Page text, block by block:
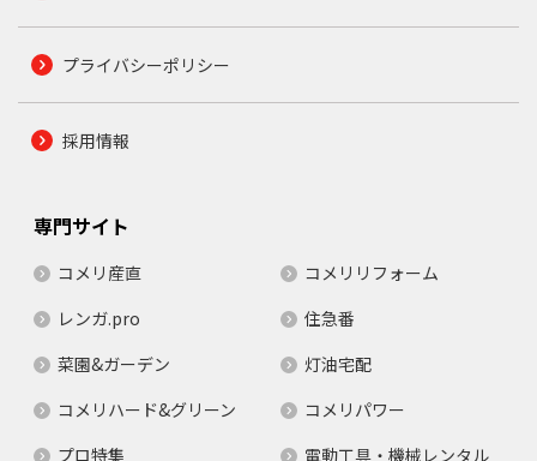
プライバシーポリシー
採用情報
専門サイト
コメリ産直
コメリリフォーム
レンガ.pro
住急番
菜園&ガーデン
灯油宅配
コメリハード&グリーン
コメリパワー
プロ特集
電動工具・機械レンタル